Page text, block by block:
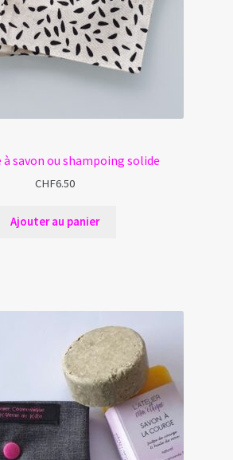
savon ou shampoing solide
CHF6.50
Ajouter au panier